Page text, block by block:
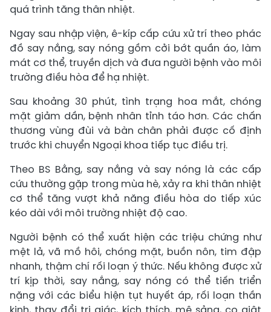
quá trình tăng thân nhiệt.
Ngay sau nhập viện, ê-kíp cấp cứu xử trí theo phác
đồ say nắng, say nóng gồm cởi bớt quần áo, làm
mát cơ thể, truyền dịch và đưa người bệnh vào môi
trường điều hòa để hạ nhiệt.
Sau khoảng 30 phút, tình trạng hoa mắt, chóng
mặt giảm dần, bệnh nhân tỉnh táo hơn. Các chấn
thương vùng đùi và bàn chân phải được cố định
trước khi chuyển Ngoại khoa tiếp tục điều trị.
Theo BS Bằng, say nắng và say nóng là các cấp
cứu thường gặp trong mùa hè, xảy ra khi thân nhiệt
cơ thể tăng vượt khả năng điều hòa do tiếp xúc
kéo dài với môi trường nhiệt độ cao.
Người bệnh có thể xuất hiện các triệu chứng như
mệt lả, vã mồ hôi, chóng mặt, buồn nôn, tim đập
nhanh, thậm chí rối loạn ý thức. Nếu không được xử
trí kịp thời, say nắng, say nóng có thể tiến triển
nặng với các biểu hiện tụt huyết áp, rối loạn thần